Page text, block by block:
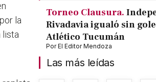
la
lista
Torneo Clausura.
Rivadavia igualó sin
Atlético Tucumán
PorEl Editor Mendoza
Las más leídas